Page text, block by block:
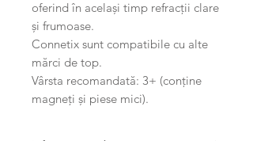
oferind în același timp refracții clare
și frumoase.
Connetix sunt compatibile cu alte
mărci de top.
Vârsta recomandată: 3+ (conține
magneți și piese mici).